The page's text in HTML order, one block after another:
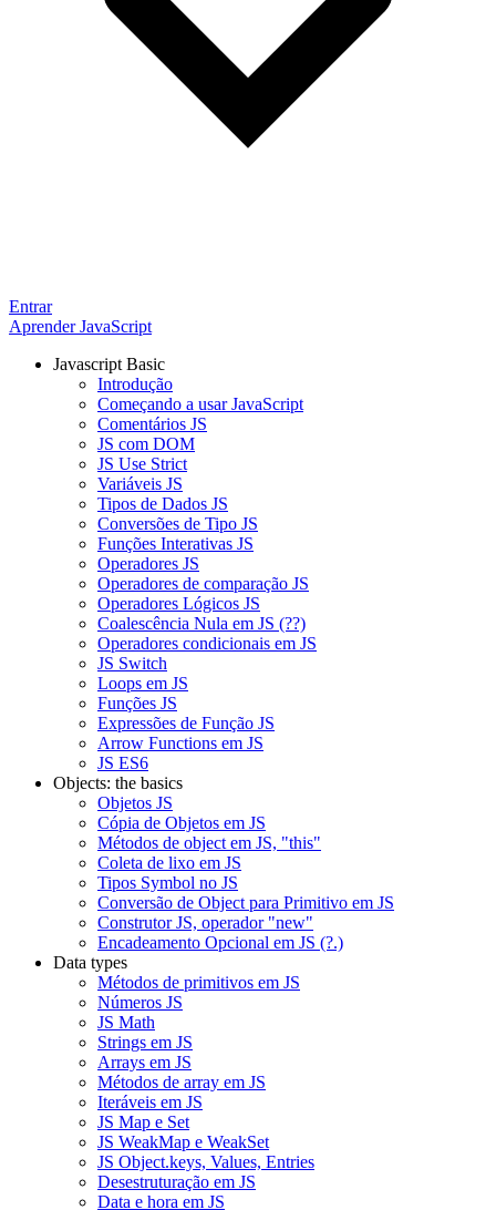
Entrar
Aprender JavaScript
Javascript Basic
Introdução
Começando a usar JavaScript
Comentários JS
JS com DOM
JS Use Strict
Variáveis JS
Tipos de Dados JS
Conversões de Tipo JS
Funções Interativas JS
Operadores JS
Operadores de comparação JS
Operadores Lógicos JS
Coalescência Nula em JS (??)
Operadores condicionais em JS
JS Switch
Loops em JS
Funções JS
Expressões de Função JS
Arrow Functions em JS
JS ES6
Objects: the basics
Objetos JS
Cópia de Objetos em JS
Métodos de object em JS, "this"
Coleta de lixo em JS
Tipos Symbol no JS
Conversão de Object para Primitivo em JS
Construtor JS, operador "new"
Encadeamento Opcional em JS (?.)
Data types
Métodos de primitivos em JS
Números JS
JS Math
Strings em JS
Arrays em JS
Métodos de array em JS
Iteráveis em JS
JS Map e Set
JS WeakMap e WeakSet
JS Object.keys, Values, Entries
Desestruturação em JS
Data e hora em JS